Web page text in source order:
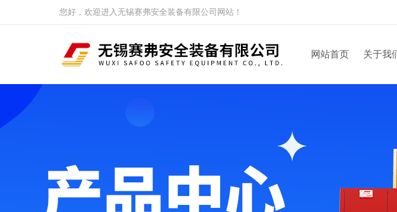
您好，欢迎进入无锡赛弗安全装备有限公司网站！
网站首页 关于我